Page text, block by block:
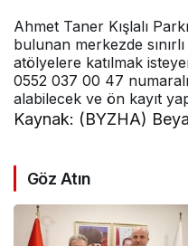
Ahmet Taner Kışlalı
bulunan merkezde
atölyelere katılmak
0552 037 00 47
alabilecek ve ön kayıt
Kaynak: (BYZHA)
Göz Atın